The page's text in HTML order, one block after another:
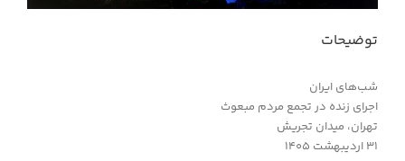
توضیحات
شب‌های ایران
اجرای زنده در تجمع مردم مبعوث
تهران، میدان تجریش
۳۱ اردیبهشت ۱۴۰۵